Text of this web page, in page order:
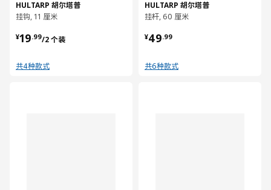
HULTARP 胡尔塔普
挂钩, 11 厘米
¥19.99/2 个装
¥ 19.99/2 个装
共4种款式
HULTARP 胡尔塔普
挂杆, 60 厘米
¥49.99
¥ 49.99
共6种款式